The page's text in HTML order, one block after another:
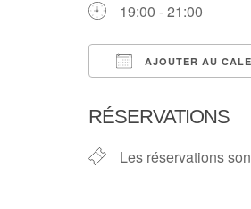
19:00 - 21:00
AJOUTER AU
RÉSERVATIONS
Les réservations